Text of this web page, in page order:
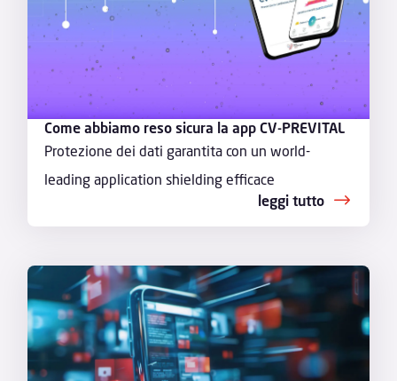
Come abbiamo reso sicura la app CV-PREVITAL
Protezione dei dati garantita con un world-
leading application shielding efficace
leggi tutto